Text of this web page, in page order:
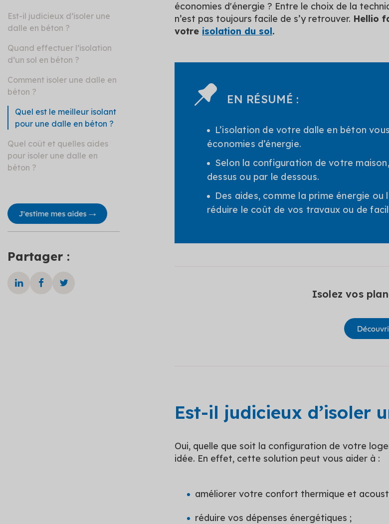
Est-il judicieux d’isoler une
dalle en béton ?
Quand effectuer l’isolation
d’un sol en béton ?
Comment isoler une dalle en
béton ?
Quel est le meilleur isolant
pour une dalle en béton ?
Quel coût et quelles aides
pour isoler une dalle en
béton ?
Partager :
économies d'énergie ? Entre le choix de la
n’est pas toujours facile de s’y retrouver. Hellio
votre isolation du sol.
EN RÉSUMÉ :
L’isolation de votre dalle en béton
économies d’énergie.
Selon la configuration de votre
dessus ou par le dessous.
Des aides, comme la prime énergie
réduire le coût de vos travaux ou de
Isolez vos
Est-il judicieux d’isoler
Oui, quelle que soit la configuration de votre
idée. En effet, cette solution peut vous aider à :
améliorer votre confort thermique et
réduire vos dépenses énergétiques ;